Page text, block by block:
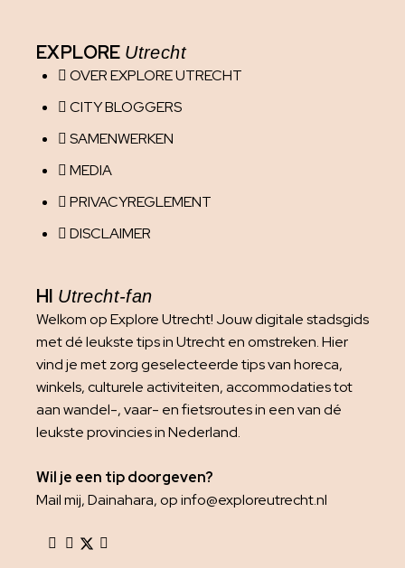
EXPLORE Utrecht
OVER EXPLORE UTRECHT
CITY BLOGGERS
SAMENWERKEN
MEDIA
PRIVACYREGLEMENT
DISCLAIMER
HI Utrecht-fan
Welkom op Explore Utrecht! Jouw digitale stadsgids
met dé leukste tips in Utrecht en omstreken. Hier
vind je met zorg geselecteerde tips van horeca,
winkels, culturele activiteiten, accommodaties tot
aan wandel-, vaar- en fietsroutes in een van dé
leukste provincies in Nederland.
Wil je een tip doorgeven?
Mail mij, Dainahara, op info@exploreutrecht.nl